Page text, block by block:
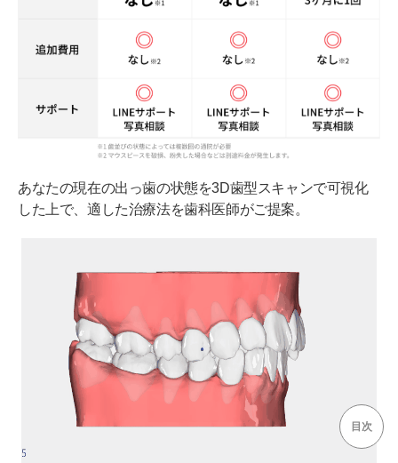
あなたの現在の出っ歯の状態を3D歯型スキャンで可視化
した上で、適した治療法を歯科医師がご提案。
目次